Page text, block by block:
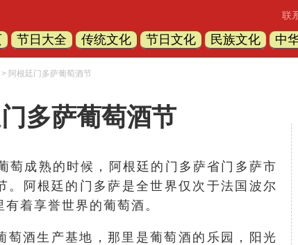
联
节日大全 传统文化 节日文化 民族文化 中
> 阿根廷门多萨葡萄酒节
多萨葡萄酒节
萄成熟的时候，阿根廷的门多萨省门多萨市
。阿根廷的门多萨是全世界仅次于法国波尔
着享誉世界的葡萄酒。
萄酒生产基地，那里是葡萄酒的乐园，阳光